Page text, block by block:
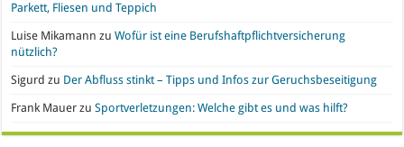
Parkett, Fliesen und Teppich
Luise Mikamann zuWofür ist eine Berufshaftpflichtversicherung
nützlich?
Sigurd zu Der Abfluss stinkt – Tipps und Infos zur Geruchsbeseitigung
Frank Mauer zuSportverletzungen: Welche gibt es und was hilft?